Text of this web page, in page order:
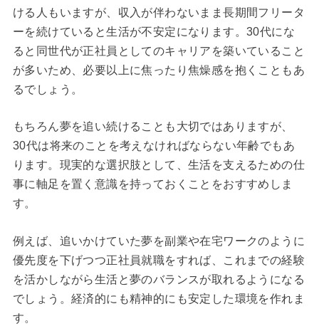
ける人もいますが、収入が伴わないまま長期間フリータ
ーを続けていると生活が不安定になります。30代にな
ると同世代が正社員としてのキャリアを築いていること
が多いため、必要以上に焦ったり焦燥感を抱くこともあ
るでしょう。
もちろん夢を追い続けることも大切ではありますが、
30代は将来のことを考えなければならない年齢でもあ
ります。現実的な選択肢として、生活を支えるための仕
事に軸足を置く意識を持っておくことをおすすめしま
す。
例えば、追いかけていた夢を副業や在宅ワークのように
優先度を下げつつ正社員就職をすれば、これまでの経験
を活かしながら生活と夢のバランスが取れるようになる
でしょう。経済的にも精神的にも安定した環境を作れま
す。